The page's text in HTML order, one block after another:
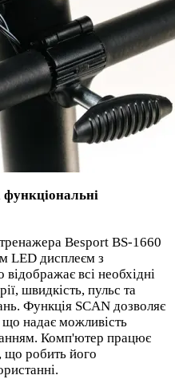
Besport BS-1660
LED дисплеєм з
всі необхідні
швидкість, пульс та
Функція SCAN дозволяє
що надає можливість
Комп'ютер працює
що робить його